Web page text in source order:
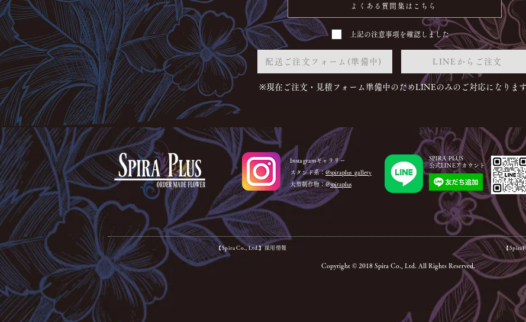
よくある質問集はこちら
上記の注意事項を確認しました
配送ご注文フォーム(準備中) LINEからご注文
※現在ご注文・見積フォーム準備中のためLINEのみのご対応になります
Instagramギャラリー
スタンド系：@spiraplus_gallery
大型制作物：@spiraplus
SPIRA PLUS
公式LINEアカウント
【Spira Co., Ltd.】採用情報 【
Copyright © 2018 Spira Co., Ltd. All Rights Reserved.